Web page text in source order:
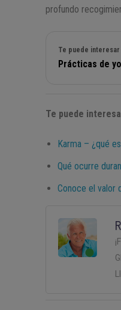
profundo
Te puede interesar
Prácticas de
Te puede
Karma – ¿qué
Qué ocurre
Conoce el valor